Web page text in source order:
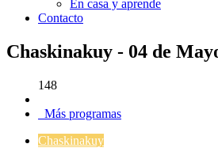
En casa y aprende
Contacto
Chaskinakuy - 04 de
148
Más programas
Chaskinakuy